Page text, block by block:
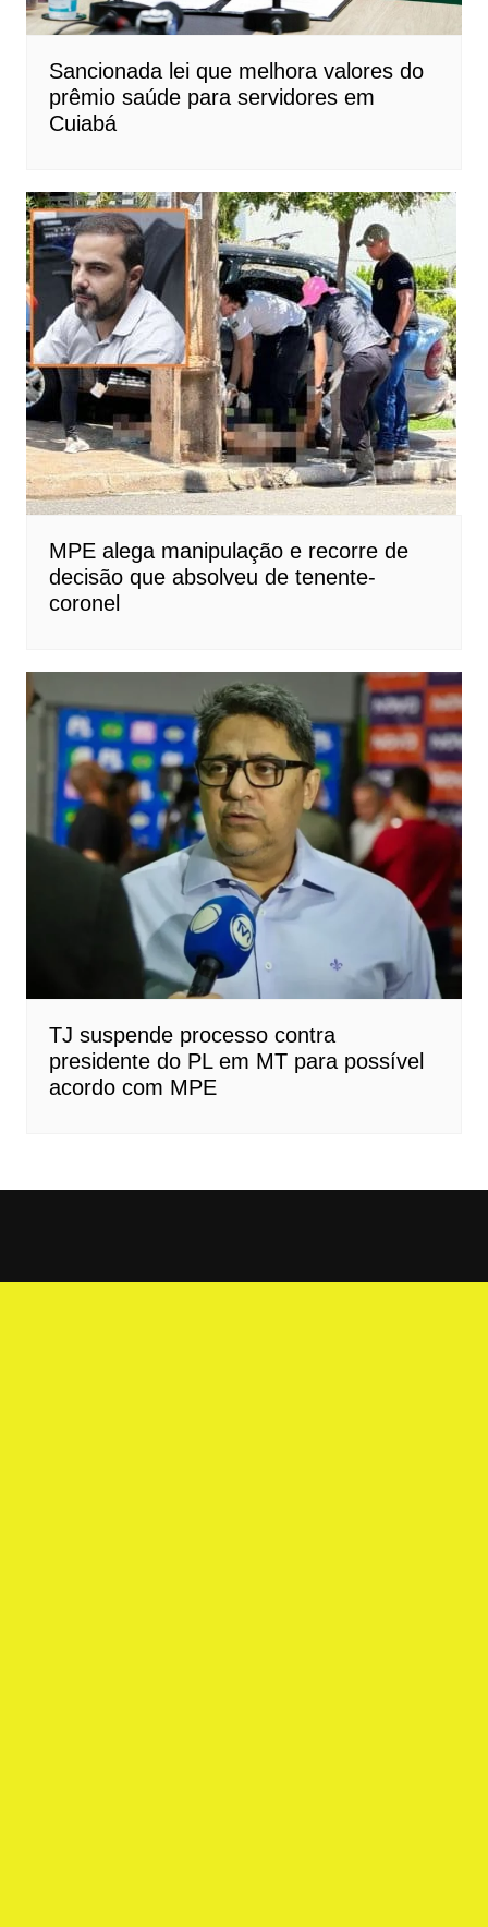
Sancionada lei que melhora valores do
prêmio saúde para servidores em
Cuiabá
MPE alega manipulação e recorre de
decisão que absolveu de tenente-
coronel
TJ suspende processo contra
presidente do PL em MT para possível
acordo com MPE